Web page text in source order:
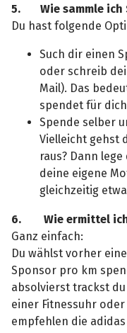
5.
Wie sammle ich
Du hast folgende
Such dir einen
oder schreib
Mail). Das
spendet für
Spende selber
Vielleicht gehst
raus? Dann
deine eigene
gleichzeitig
6. Wie ermittel ich
Ganz einfach:
Du wählst vorher
Sponsor pro km
absolvierst trackst
einer Fitnessuhr
empfehlen die